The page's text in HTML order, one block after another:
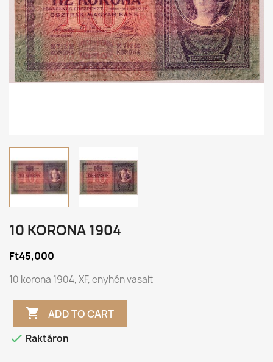
10 KORONA 1904
Ft45,000
10 korona 1904, XF, enyhén vasalt
 ADD TO CART
 Raktáron